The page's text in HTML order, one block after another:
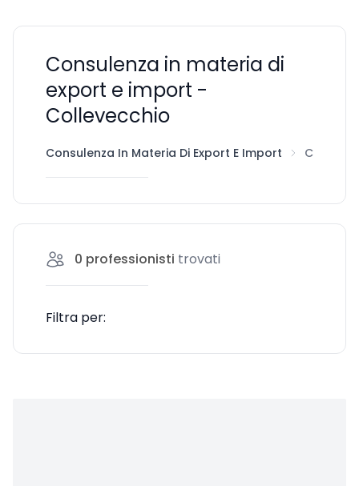
Consulenza in materia di
export e import -
Collevecchio
Consulenza In Materia Di Export E Import
0 professionisti trovati
Filtra per: